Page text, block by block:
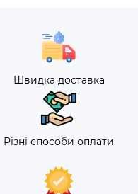
Швидка доставка
Різні способи оплати